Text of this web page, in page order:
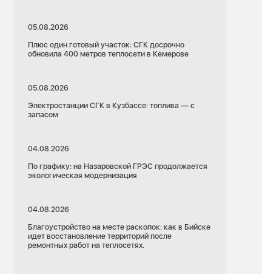
05.08.2026
Плюс один готовый участок: СГК досрочно
обновила 400 метров теплосети в Кемерове
05.08.2026
Электростанции СГК в Кузбассе: топлива — с
запасом
04.08.2026
По графику: на Назаровской ГРЭС продолжается
экологическая модернизация
04.08.2026
Благоустройство на месте раскопок: как в Бийске
идет восстановление территорий после
ремонтных работ на теплосетях.